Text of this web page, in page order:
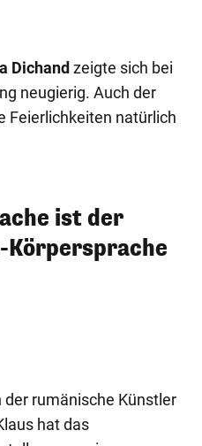
Dichand zeigte sich bei
neugierig. Auch der
Feierlichkeiten natürlich
ist der
der rumänische Künstler
hat das